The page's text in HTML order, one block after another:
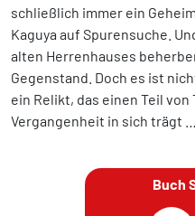
schließlich immer ein
Kaguya auf Spurensuche.
alten Herrenhauses
Gegenstand. Doch es ist
ein Relikt, das einen Teil von
Vergangenheit in sich trägt …
Buch